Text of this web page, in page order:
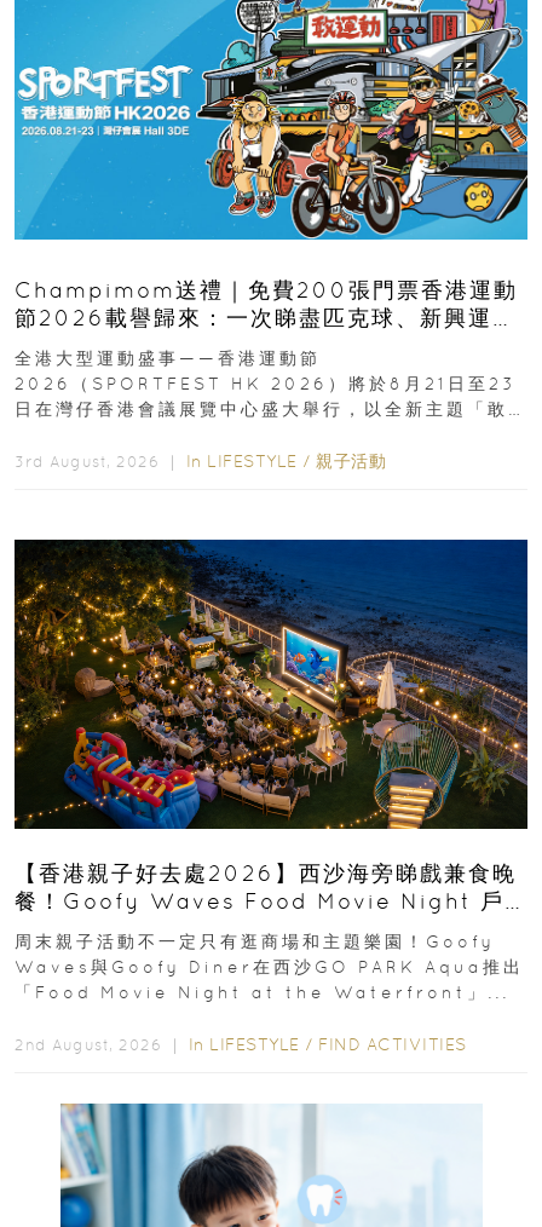
Champimom送禮｜免費200張門票香港運動
節2026載譽歸來：一次睇盡匹克球、新興運
動、街舞比賽＋逾百運動品牌展覽
全港大型運動盛事——香港運動節
2026（SPORTFEST HK 2026）將於8月21日至23
日在灣仔香港會議展覽中心盛大舉行，以全新主題「敢
3rd August, 2026 ｜ In LIFESTYLE / 親子活動
【香港親子好去處2026】西沙海旁睇戲兼食晚
餐！Goofy Waves Food Movie Night 戶
外影院逢週末登場
周末親子活動不一定只有逛商場和主題樂園！Goofy
Waves與Goofy Diner在西沙GO PARK Aqua推出
「Food Movie Night at the Waterfront」...
2nd August, 2026 ｜ In LIFESTYLE / FIND ACTIVITIES